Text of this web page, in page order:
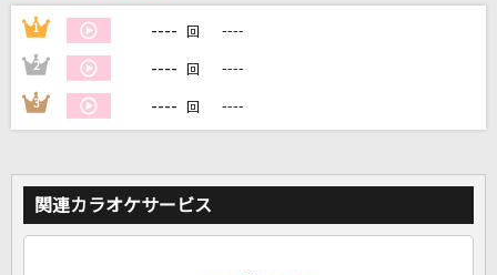
1 ---- 回 ----
2 ---- 回 ----
3 ---- 回 ----
関連カラオケサービス